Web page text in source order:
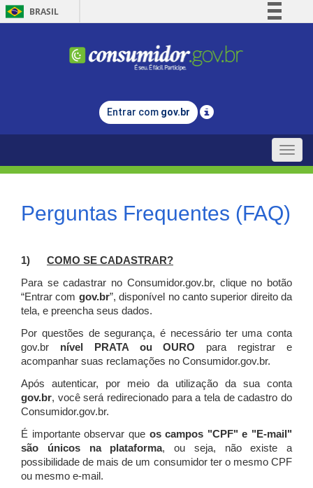
BRASIL
Comunica BR
Legislação
Entrar com gov.br
Toggle
Perguntas Frequentes (FAQ)
1) COMO SE CADASTRAR?
Para se cadastrar no Consumidor.gov.br, clique no botão
“Entrar com gov.br”, disponível no canto superior direito da
tela, e preencha seus dados.
Por questões de segurança, é necessário ter uma conta
gov.br nível PRATA ou OURO para registrar e
acompanhar suas reclamações no Consumidor.gov.br.
Após autenticar, por meio da utilização da sua conta
gov.br, você será redirecionado para a tela de cadastro do
Consumidor.gov.br.
É importante observar que os campos "CPF" e "E-mail"
são únicos na plataforma, ou seja, não existe a
possibilidade de mais de um consumidor ter o mesmo CPF
ou mesmo e-mail.